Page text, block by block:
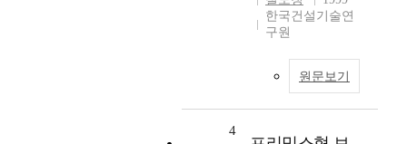
한국건설기술연
구원
원문보기
4